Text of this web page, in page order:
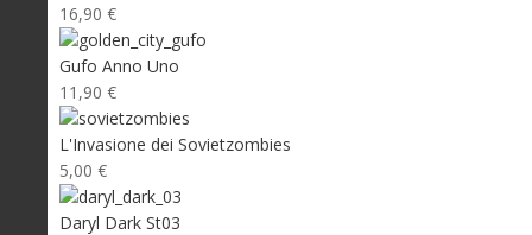
16,90 €
Gufo Anno Uno
11,90 €
L'Invasione dei Sovietzombies
5,00 €
Daryl Dark St03